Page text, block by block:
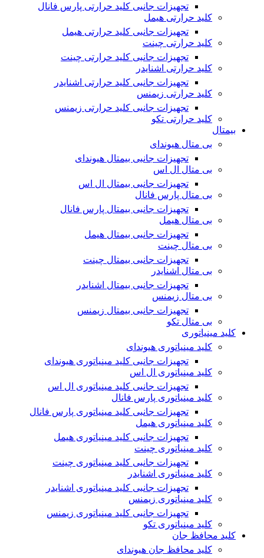
تجهیزات جانبی کلید حرارتی پارس فانال
کلید حرارتی هیمل
تجهیزات جانبی کلید حرارتی هیمل
کلید حرارتی چینت
تجهیزات جانبی کلید حرارتی چینت
کلید حرارتی اشنایدر
تجهیزات جانبی کلید حرارتی اشنایدر
کلید حرارتی زیمنس
تجهیزات جانبی کلید حرارتی زیمنس
کلید حرارتی تکو
بیمتال
بی متال هیوندای
تجهیزات جانبی بیمتال هیوندای
بی متال ال اس
تجهیزات جانبی بیمتال ال اس
بی متال پارس فانال
تجهیزات جانبی بیمتال پارس فانال
بی متال هیمل
تجهیزات جانبی بیمتال هیمل
بی متال چینت
تجهیزات جانبی بیمتال چینت
بی متال اشنایدر
تجهیزات جانبی بیمتال اشنایدر
بی متال زیمنس
تجهیزات جانبی بیمتال زیمنس
بی متال تکو
کلید مینیاتوری
کلید مینیاتوری هیوندای
تجهیزات جانبی کلید مینیاتوری هیوندای
کلید مینیاتوری ال اس
تجهیزات جانبی کلید مینیاتوری ال اس
کلید مینیاتوری پارس فانال
تجهیزات جانبی کلید مینیاتوری پارس فانال
کلید مینیاتوری هیمل
تجهیزات جانبی کلید مینیاتوری هیمل
کلید مینیاتوری چینت
تجهیزات جانبی کلید مینیاتوری چینت
کلید مینیاتوری اشنایدر
تجهیزات جانبی کلید مینیاتوری اشنایدر
کلید مینیاتوری زیمنس
تجهیزات جانبی کلید مینیاتوری زیمنس
کلید مینیاتوری تکو
کلید محافظ جان
کلید محافظ جان هیوندای